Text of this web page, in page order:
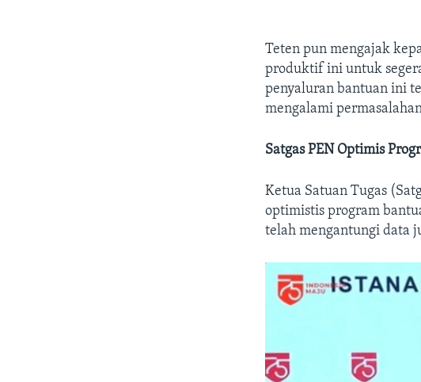
Teten pun mengajak
produktif ini untuk
penyaluran bantuan ini
mengalami
Satgas PEN Optimis
Ketua Satuan Tugas
optimistis program
telah mengantungi data